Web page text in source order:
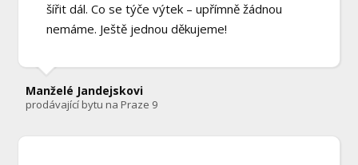
šířit dál. Co se týče výtek – upřímně žádnou
nemáme. Ještě jednou děkujeme!
Manželé Jandejskovi
prodávající bytu na Praze 9